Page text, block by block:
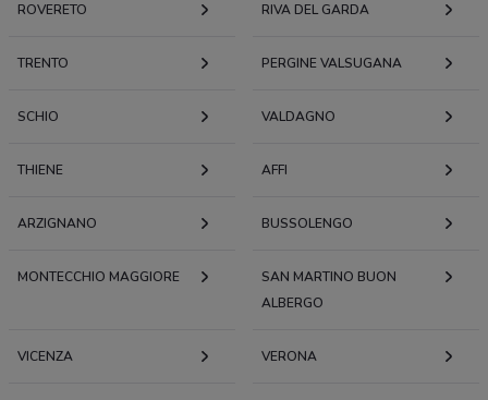
ROVERETO RIVA DEL GARDA
TRENTO PERGINE VALSUGANA
SCHIO VALDAGNO
THIENE AFFI
ARZIGNANO BUSSOLENGO
MONTECCHIO MAGGIORE
SAN MARTINO BUON
ALBERGO
VICENZA VERONA